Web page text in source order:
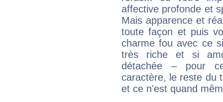
affective profonde et
Mais apparence et
toute façon et puis
charme fou avec ce
très riche et si
détachée – pour
caractère, le reste du
et ce n'est quand